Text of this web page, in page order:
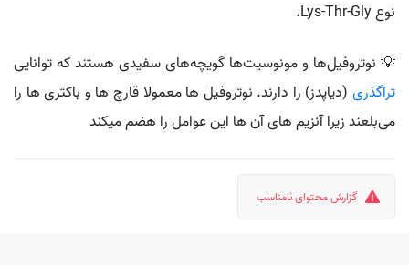
نوع Lys-Thr-Gly.
💡 نوتروفیل‌ها و مونوسیت‌ها گویچه‌های سفیدی هستند که توانایی
تراگذری (دیاپدز) را دارند. نوتروفیل‌ ها معمولا قارچ ها و باکتری ها را
می‌بلعند زیرا آنزیم های آن ها این عوامل را هضم میکند
گزارش محتوای نامناسب